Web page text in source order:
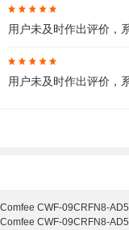
用户未及时作出评价，
用户未及时作出评价，
Comfee CWF-09CRFN8-
Comfee CWF-09CRFN8-